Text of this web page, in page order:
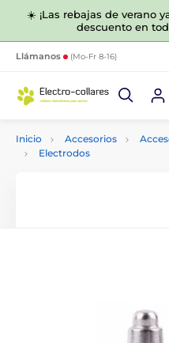
☀️ ¡Las rebajas de verano
descuento en
Llámanos (Mo-Fr 8-16)
Inicio Accesorios
Electrodos